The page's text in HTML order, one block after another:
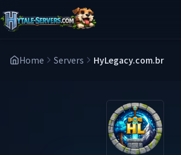
Home Servers HyLegacy.com.br